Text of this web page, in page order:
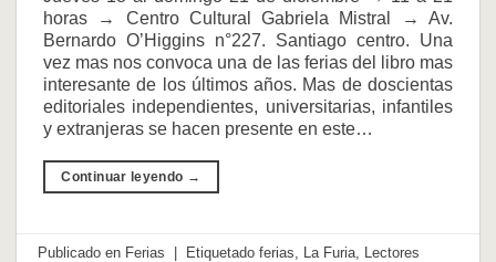
horas → Centro Cultural Gabriela Mistral → Av.
Bernardo O’Higgins n°227. Santiago centro. Una
vez mas nos convoca una de las ferias del libro mas
interesante de los últimos años. Mas de doscientas
editoriales independientes, universitarias, infantiles
y extranjeras se hacen presente en este…
Continuar leyendo →
Publicado en Ferias | Etiquetadoferias La Furia Lectores